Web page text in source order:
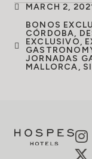
MARCH 2,
BONOS
CÓRDOBA,
EXCLUSIVO,
JORNADAS
MALLORCA,